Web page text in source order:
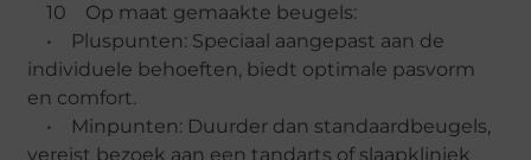
10 Op maat gemaakte beugels:
• Pluspunten: Speciaal aangepast aan de
individuele behoeften, biedt optimale pasvorm
en comfort.
• Minpunten: Duurder dan standaardbeugels,
vereist bezoek aan een tandarts of slaapkliniek